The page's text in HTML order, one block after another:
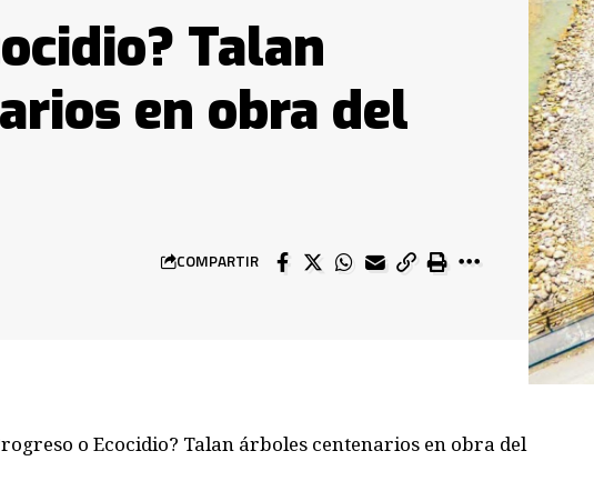
Talan
en obra del
COMPARTIR
o Ecocidio? Talan árboles centenarios en obra del